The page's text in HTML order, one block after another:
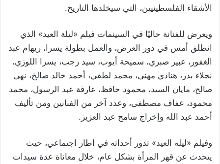
الأشقاء الفلسطينيين، التي سيخلدها التاريخ.
ويعرض للفنانة حاليًا في السينمات فيلم «ليلة العيد» الذي
انطلق أمس في دور العرض، والعمل بطولة يسرا، ريهام عبد
الغفور، عبير صبري، سميحة أيوب، سيد رجب، يسرا اللوزي،
نجلاء بدر، هنادي مهنى، محمد لطفي، أحمد خالد صالخ، نهى
صالح، مايان السيد، محمود حافظ، عارفة عبد الرسول، محمد
محمود، عفاف مصطفى، وعدد آخر من الفنانين ومن تأليف
أحمد عبد الله وإخراج سامح عبد العزيز.
وفيلم «ليلة العيد» تدور أحداثه في اطار اجتماعي، حيث
يتحدث عن قهر المرأة بشكل عام، خلال معاناة عدة سيدات